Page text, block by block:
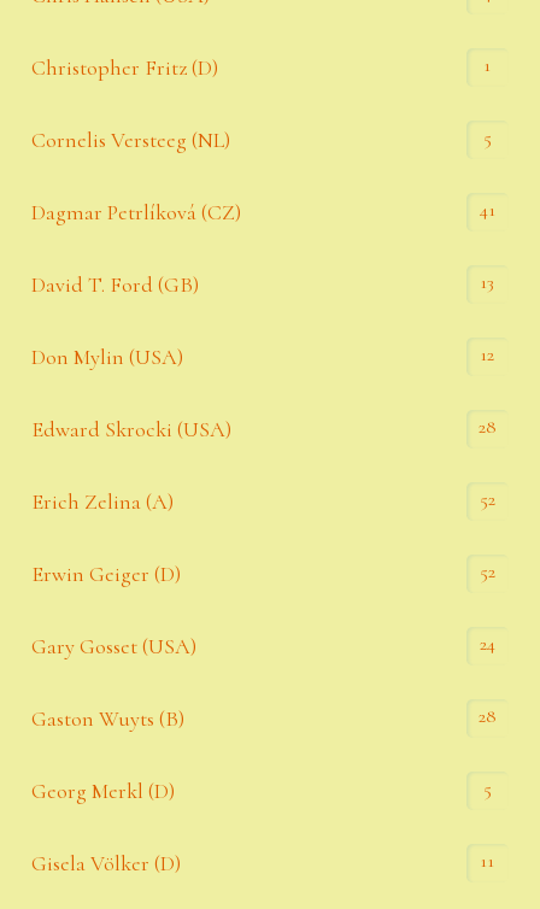
Christopher Fritz (D) 1
Cornelis Versteeg (NL) 5
Dagmar Petrlíková (CZ) 41
David T. Ford (GB) 13
Don Mylin (USA) 12
Edward Skrocki (USA) 28
Erich Zelina (A) 52
Erwin Geiger (D) 52
Gary Gosset (USA) 24
Gaston Wuyts (B) 28
Georg Merkl (D) 5
Gisela Völker (D) 11